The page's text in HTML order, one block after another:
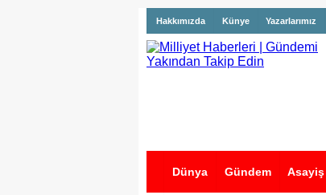
Hakkımızda Künye Yazarlarımız
Dünya Gündem Asayiş